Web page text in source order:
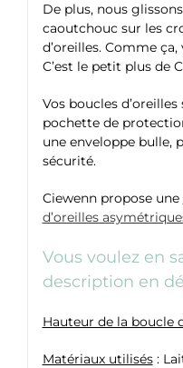
De plus, nous
caoutchouc sur les
d’oreilles. Comme
C’est le petit plus de
Vos boucles
pochette de
une enveloppe bulle,
sécurité.
Ciewenn propose une
d’oreilles
Vous voulez en
description en
Hauteur de la boucle
Matériaux utilisés: